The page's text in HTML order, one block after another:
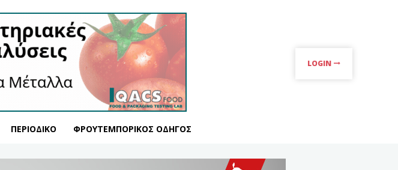
LOGIN
ΠΕΡΙΟΔΙΚΌ ΦΡΟΥΤΕΜΠΟΡΙΚΌΣ ΟΔΗΓΌΣ